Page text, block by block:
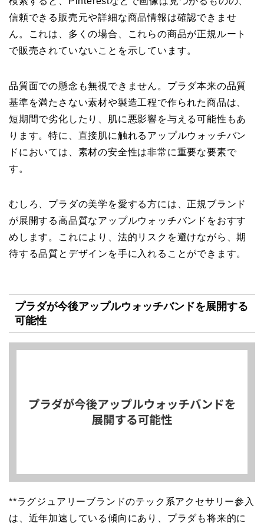
信頼できる販売元や詳細な商品情報は確認できませ
ん。これは、多くの場合、これらの商品が正規ルート
で販売されていないことを示しています。
品質面での懸念も無視できません。プラダ本来の品質
基準を満たさない素材や製造工程で作られた商品は、
短期間で劣化したり、肌に悪影響を与える可能性もあ
ります。特に、直接肌に触れるアップルウォッチバン
ドにおいては、素材の安全性は非常に重要な要素で
す。
むしろ、プラダの美学を愛する方には、正規ブランド
が展開する高品質なアップルウォッチバンドをおすす
めします。これにより、法的リスクを避けながら、期
待する品質とデザインを手に入れることができます。
プラダが今後アップルウォッチバンドを展開する
可能性
**ラグジュアリーブランドのテック系アクセサリー参入
は、近年加速している傾向にあり、プラダも将来的に